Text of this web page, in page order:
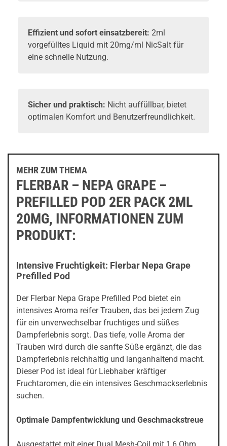
Effizient und sofort einsatzbereit: 2ml
vorgefülltes Liquid mit 20mg/ml NicSalt für
eine schnelle Nutzung.
Sicher und praktisch: Nicht auffüllbar, bietet
optimalen Komfort und Benutzerfreundlichkeit.
MEHR ZUM THEMA
FLERBAR – NEPA GRAPE –
PREFILLED POD 2ER PACK 2ML
20MG, INFORMATIONEN ZUM
PRODUKT:
Intensive Fruchtigkeit: Flerbar Nepa Grape
Prefilled Pod
Der Flerbar Nepa Grape Prefilled Pod bietet ein
intensives Aroma reifer Trauben, das bei jedem Zug
für ein unverwechselbar fruchtiges und süßes
Dampferlebnis sorgt. Das tiefe, volle Aroma der
Trauben wird durch die sanfte Süße ergänzt, die das
Dampferlebnis reichhaltig und langanhaltend macht.
Dieser Pod ist ideal für Liebhaber kräftiger
Fruchtaromen, die ein intensives Geschmackserlebnis
suchen.
Optimale Dampfentwicklung und Geschmackstreue